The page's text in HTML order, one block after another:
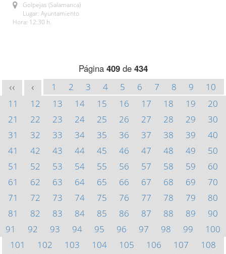
Golpejas (Salamanca)
Lugar: Ayuntamiento
Hora: 12:30 h.
Página 409de 434
<< < 1 2 3 4 5 6 7 8 9
10
11
12 13 14 15 16 17 18 19
20
21
22 23 24 25 26 27 28 29
30
31
32 33 34 35 36 37 38 39
40
41
42 43 44 45 46 47 48 49
50
51
52 53 54 55 56 57 58 59
60
61
62 63 64 65 66 67 68 69
70
71
72 73 74 75 76 77 78 79
80
81
82 83 84 85 86 87 88 89
90
91
92 93 94 95 96 97 98 99
100
101
102 103 104 105 106 107
108